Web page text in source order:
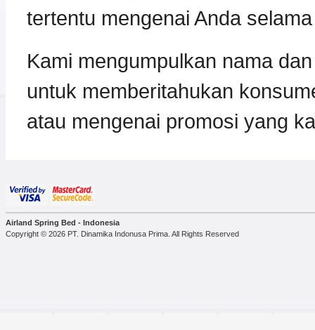
tertentu mengenai Anda
Kami mengumpulkan nama
untuk memberitahukan
atau mengenai promosi yang
Airland Spring Bed - Indonesia
Copyright © 2026 PT. Dinamika Indonusa Prima. All Rights Reserved